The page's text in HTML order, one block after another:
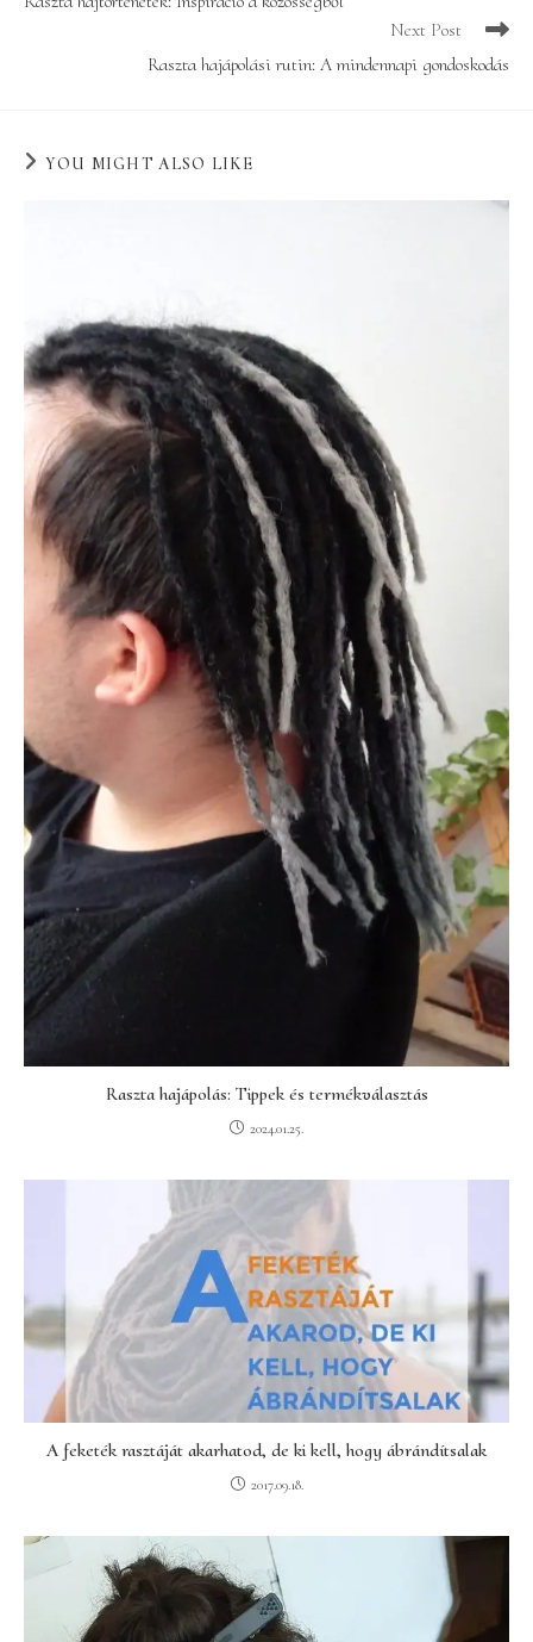
articles
Next Post
Raszta hajápolási rutin: A mindennapi gondoskodás
YOU MIGHT ALSO LIKE
Raszta hajápolás: Tippek és termékválasztás
2024.01.25.
A feketék rasztáját akarhatod, de ki kell, hogy ábrándítsalak
2017.09.18.